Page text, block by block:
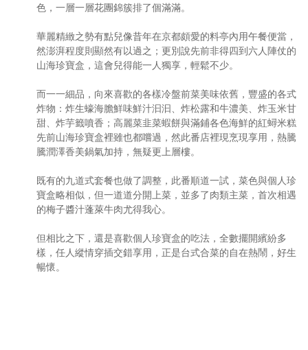
色，一層一層花團錦簇排了個滿滿。
華麗精緻之勢有點兒像昔年在京都頗愛的料亭內用午餐便當，
然澎湃程度則顯然有以過之；更別說先前非得四到六人陣仗的
山海珍寶盒，這會兒得能一人獨享，輕鬆不少。
而一一細品，向來喜歡的各樣冷盤前菜美味依舊，豐盛的各式
炸物：炸生蠔海膽鮮味鮮汁汩汩、炸松露和牛濃美、炸玉米甘
甜、炸芋籤噴香；高麗菜韭菜蝦餅與滿鋪各色海鮮的紅蟳米糕
先前山海珍寶盒裡雖也都嚐過，然此番店裡現烹現享用，熱騰
騰潤澤香美鍋氣加持，無疑更上層樓。
既有的九道式套餐也做了調整，此番順道一試，菜色與個人珍
寶盒略相似，但一道道分開上菜，並多了肉類主菜，首次相遇
的梅子醬汁蓬萊牛肉尤得我心。
但相比之下，還是喜歡個人珍寶盒的吃法，全數擺開繽紛多
樣，任人縱情穿插交錯享用，正是台式合菜的自在熱鬧，好生
暢懷。